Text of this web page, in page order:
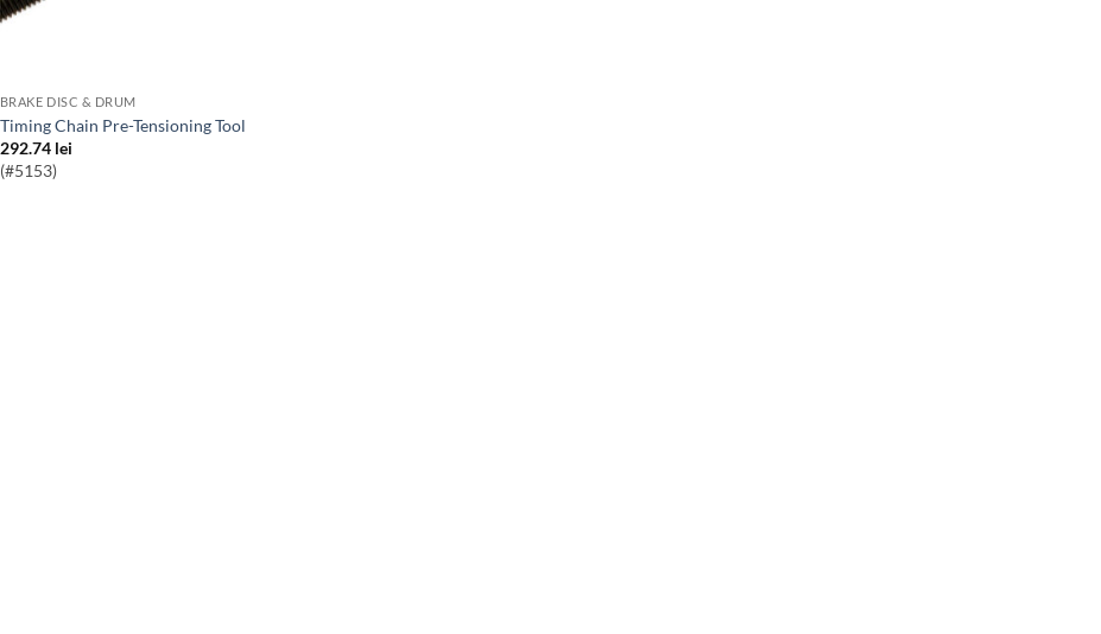
BRAKE DISC & DRUM
Timing Chain Pre-Tensioning Tool
292.74 lei
(#5153)